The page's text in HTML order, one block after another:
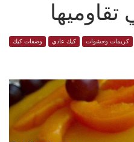
تقاوميها
كريمات وحشوات كيك عادي وصفات كيك